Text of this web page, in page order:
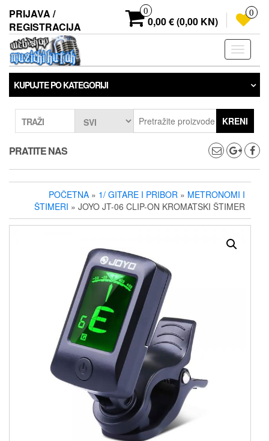
sadržaj
PRIJAVA /
REGISTRACIJA
0
0,00 € (0,00 KN)
0
KUPUJTE PO KATEGORIJI
TRAŽI KRENI
PRATITE NAS
POČETNA » 1/ GITARE I PRIBOR » METRONOMI I
ŠTIMERI » JOYO JT-06 CLIP-ON KROMATSKI ŠTIMER